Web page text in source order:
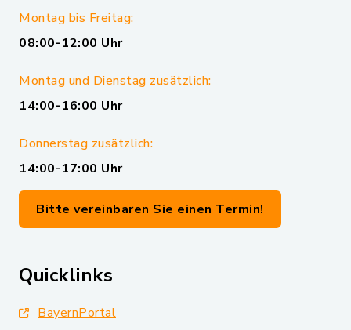
Montag bis Freitag:
08:00-12:00 Uhr
Montag und Dienstag zusätzlich:
14:00-16:00 Uhr
Donnerstag zusätzlich:
14:00-17:00 Uhr
Bitte vereinbaren Sie einen Termin!
Quicklinks
BayernPortal